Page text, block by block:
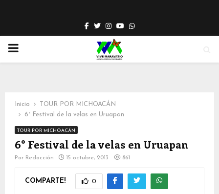
Facebook
TwitterInstagram
YoutubeWhatsapp
PRIMARY
Inicio
TOUR POR MICHOACÁN
6° Festival de la velas en Uruapan
TOUR POR MICHOACÁN
6° Festival de la velas en Uruapan
Por Redacción 15 octubre, 2013 861
COMPARTE! 0